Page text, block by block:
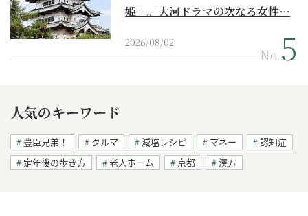
姫」。大河ドラマの次なる女性…
2026/08/02
No.
人気のキーワード
豊臣兄弟！ クルマ 減塩レシピ マネー
認知症
定年後の歩き方
老人ホーム 京都 漢方